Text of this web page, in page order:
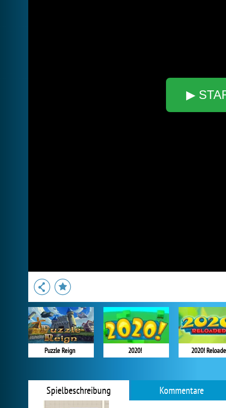
▶
Puzzle Reign 2020! 2020!
Spielbeschreibung Kommentare